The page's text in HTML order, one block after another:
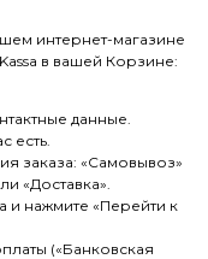
интернет-магазине
в вашей Корзине:
данные.
есть.
заказа: «Самовывоз»
«Доставка».
и нажмите «Перейти к
(«Банковская